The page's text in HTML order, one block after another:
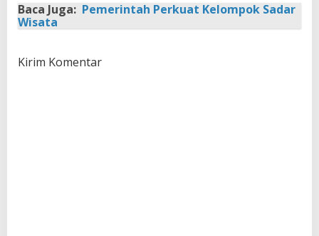
Baca Juga: Pemerintah Perkuat Kelompok Sadar
Wisata
Kirim Komentar